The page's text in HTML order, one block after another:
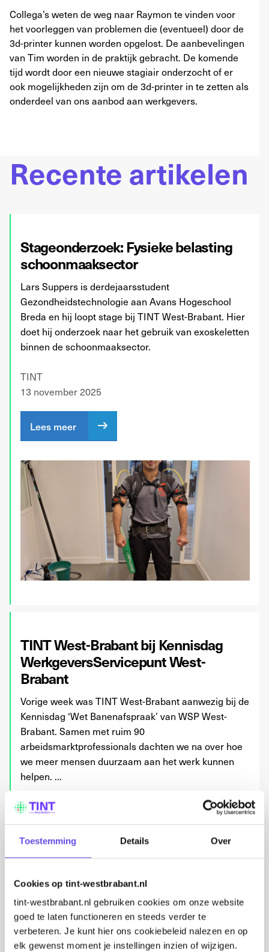
Toestemming Details Over
Cookies op tint-westbrabant.nl
tint-westbrabant.nl gebruiken cookies om onze website
goed te laten functioneren en steeds verder te
verbeteren. Je kunt hier ons cookiebeleid nalezen en op
elk gewenst moment je instellingen inzien of wijzigen.
Collega’s weten de weg naar Raymon te vinden voor
het voorleggen van problemen die (eventueel) door de
3d-printer kunnen worden opgelost. De aanbevelingen
van Tim worden in de praktijk gebracht. De komende
tijd wordt door een nieuwe stagiair onderzocht of er
ook mogelijkheden zijn om de 3d-printer in te zetten als
onderdeel van ons aanbod aan werkgevers.
Recente artikelen
Stageonderzoek: Fysieke belasting
schoonmaaksector
Lars Suppers is derdejaarsstudent
Gezondheidstechnologie aan Avans Hogeschool
Breda en hij loopt stage bij TINT West-Brabant. Hier
doet hij onderzoek naar het gebruik van exoskeletten
binnen de schoonmaaksector.
TINT
13 november 2025
Lees meer
TINT West-Brabant bij Kennisdag
WerkgeversServicepunt West-
Brabant
Vorige week was TINT West-Brabant aanwezig bij de
Kennisdag ‘Wet Banenafspraak’ van WSP West-
Brabant. Samen met ruim 90
arbeidsmarktprofessionals dachten we na over hoe
we meer mensen duurzaam aan het werk kunnen
helpen. ...
TINT
Lees meer